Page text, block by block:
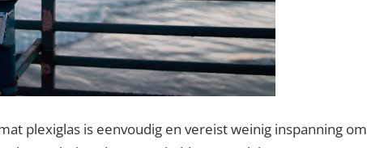
plexiglas is eenvoudig en vereist weinig inspanning om